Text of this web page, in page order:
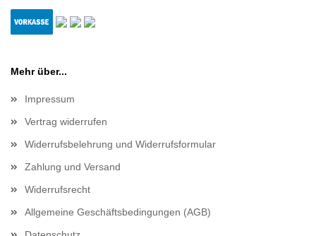
Mehr über...
Impressum
Vertrag widerrufen
Widerrufsbelehrung und Widerrufsformular
Zahlung und Versand
Widerrufsrecht
Allgemeine Geschäftsbedingungen (AGB)